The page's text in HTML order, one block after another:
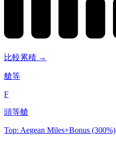
比較累積 →
艙等
F
頭等艙
Top: Aegean Miles+Bonus (300%)